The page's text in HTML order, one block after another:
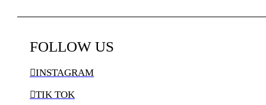
FOLLOW US
INSTAGRAM
TIK TOK